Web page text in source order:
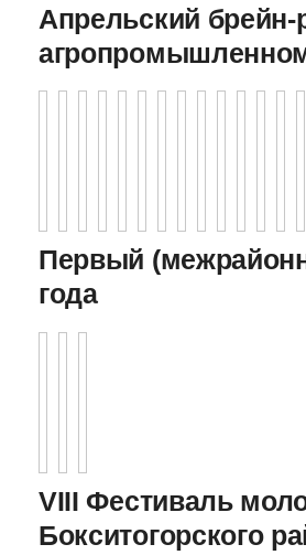
Апрельский
агропромышленном
Первый
года
VIII Фестиваль
Бокситогорского